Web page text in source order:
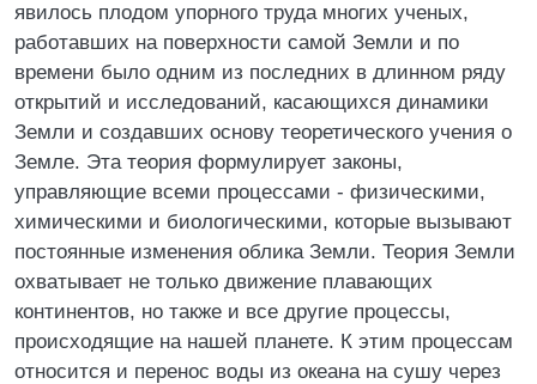
явилось плодом упорного труда многих ученых,
работавших на поверхности самой Земли и по
времени было одним из последних в длинном ряду
открытий и исследований, касающихся динамики
Земли и создавших основу теоретического учения о
Земле. Эта теория формулирует законы,
управляющие всеми процессами - физическими,
химическими и биологическими, которые вызывают
постоянные изменения облика Земли. Теория Земли
охватывает не только движение плавающих
континентов, но также и все другие процессы,
происходящие на нашей планете. К этим процессам
относится и перенос воды из океана на сушу через